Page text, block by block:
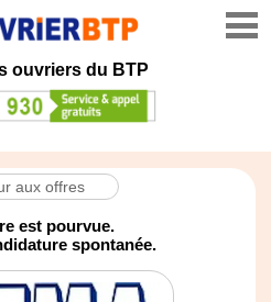
ouvriers du BTP
aux offres
est pourvue.
spontanée.